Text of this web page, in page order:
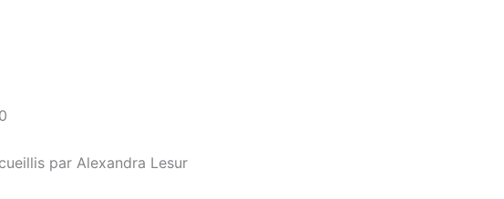
par Alexandra Lesur